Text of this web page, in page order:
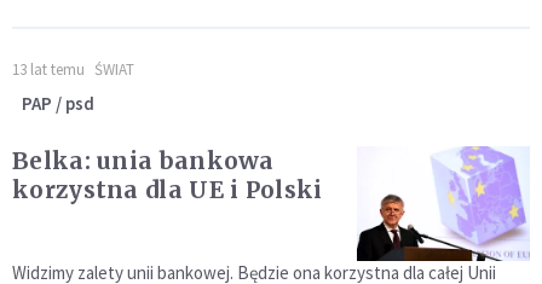
13 lat temu ŚWIAT
PAP / psd
Belka: unia bankowa
korzystna dla UE i Polski
Widzimy zalety unii bankowej. Będzie ona korzystna dla całej Unii